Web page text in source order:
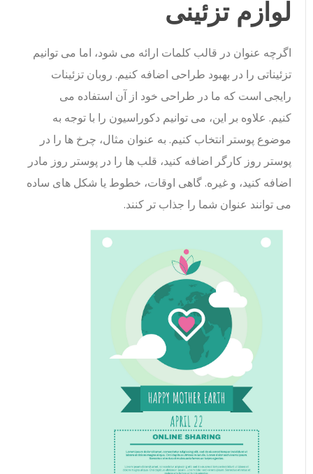
لوازم تزئینی
اگرچه عنوان در قالب کلمات ارائه می شود، اما می توانیم
تزئیناتی را در بهبود طراحی اضافه کنیم. روبان تزئینات
رایجی است که ما در طراحی خود از آن استفاده می
کنیم. علاوه بر این، می توانیم دکوراسیون را با توجه به
موضوع پوستر انتخاب کنیم. به عنوان مثال، چرخ ها را در
پوستر روز کارگر اضافه کنید، قلب ها را در پوستر روز مادر
اضافه کنید، و غیره. گاهی اوقات، خطوط یا شکل های ساده
می توانند عنوان شما را جذاب تر کنند.